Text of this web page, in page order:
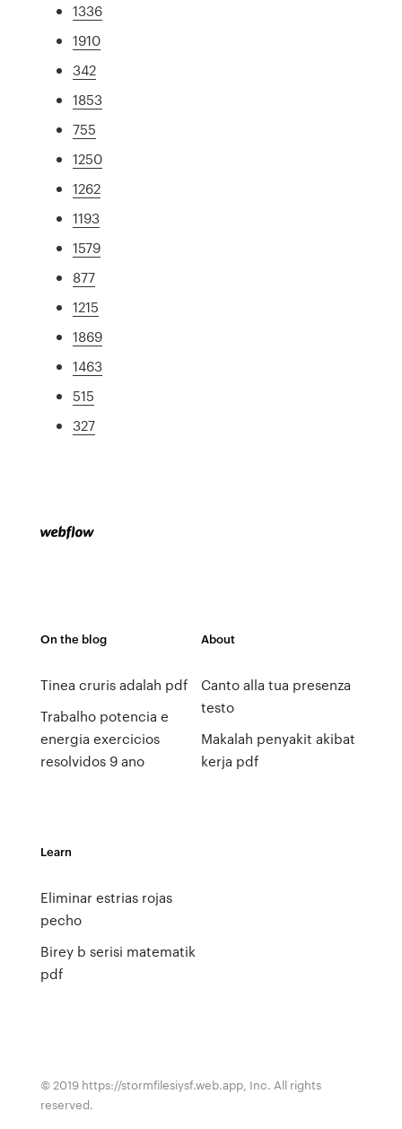
1336
1910
342
1853
755
1250
1262
1193
1579
877
1215
1869
1463
515
327
On the blog
Tinea cruris adalah pdf
Trabalho potencia e
energia exercicios
resolvidos 9 ano
About
Canto alla tua presenza
testo
Makalah penyakit akibat
kerja pdf
Learn
Eliminar estrias rojas
pecho
Birey b serisi matematik
pdf
© 2019 https://stormfilesiysf.web.app, Inc. All rights
reserved.